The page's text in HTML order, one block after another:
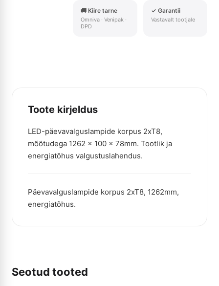
🚚 Kiire tarne
Omniva · Venipak ·
DPD
✓ Garantii
Vastavalt tootjale
Toote kirjeldus
LED-päevavalguslampide korpus 2xT8,
mõõtudega 1262 x 100 x 78mm. Tootlik ja
energiatõhus valgustuslahendus.
Päevavalguslampide korpus 2xT8, 1262mm,
energiatõhus.
Seotud tooted